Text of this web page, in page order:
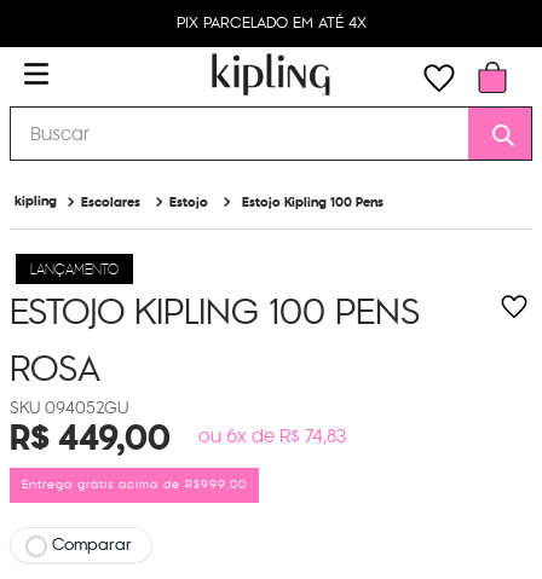
PIX PARCELADO EM ATÉ 4X
Buscar
Escolares Estojo Estojo Kipling 100 Pens
LANÇAMENTO
ESTOJO KIPLING 100 PENS
ROSA
094052GU
R$449,00 ou 6x de R$ 74,83
Entrega grátis acima de R$999,00
Comparar